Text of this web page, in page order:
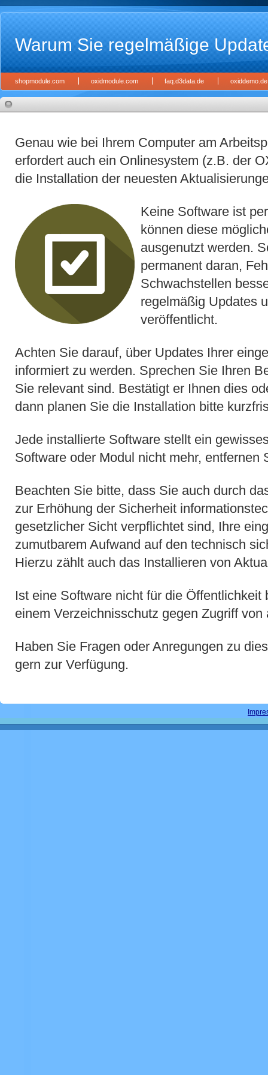
Warum Sie regelmäßige
shopmodule.com oxidmodule.com faq.d3data.de oxiddemo.de
Genau wie bei Ihrem Computer am
erfordert auch ein Onlinesystem (z.B. der
die Installation der neuesten
Keine Software ist
können diese
ausgenutzt werden.
permanent daran,
Schwachstellen
regelmäßig Updates
veröffentlicht.
Achten Sie darauf, über Updates Ihrer
informiert zu werden. Sprechen Sie Ihren
Sie relevant sind. Bestätigt er Ihnen dies
dann planen Sie die Installation bitte
Jede installierte Software stellt ein
Software oder Modul nicht mehr, entfernen
Beachten Sie bitte, dass Sie auch durch
zur Erhöhung der Sicherheit
gesetzlicher Sicht verpflichtet sind, Ihre
zumutbarem Aufwand auf den technisch
Hierzu zählt auch das Installieren von
Ist eine Software nicht für die
einem Verzeichnisschutz gegen Zugriff von
Haben Sie Fragen oder Anregungen zu
gern zur Verfügung.